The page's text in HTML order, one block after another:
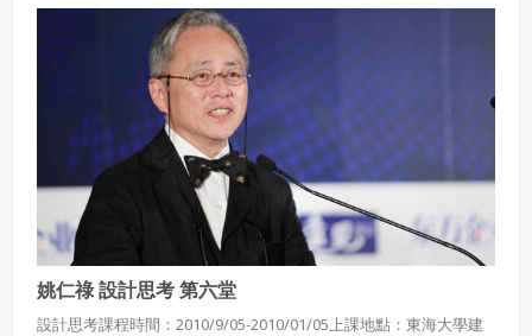
領導人?
姚仁祿 設計思考 第六堂
設計思考課程時間：2010/9/05-2010/01/05上課地點：東海大學建